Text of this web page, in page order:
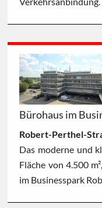
Bürohaus im
Robert-Perthel-
Das moderne und
Fläche von 4.500
im Businesspark